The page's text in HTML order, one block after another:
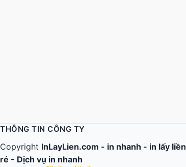
THÔNG TIN CÔNG TY
Copyright InLayLien.com - in nhanh - in lấy liền
rẻ - Dịch vụ in nhanh